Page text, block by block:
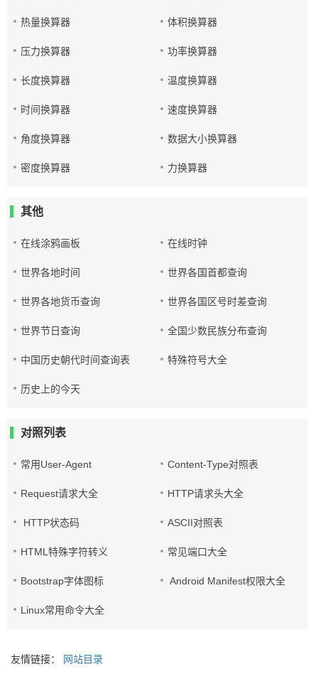
热量换算器 体积换算器
压力换算器 功率换算器
长度换算器 温度换算器
时间换算器 速度换算器
角度换算器 数据大小换算器
密度换算器 力换算器
其他
在线涂鸦画板 在线时钟
世界各地时间 世界各国首都查询
世界各地货币查询 世界各国区号时差查询
世界节日查询 全国少数民族分布查询
中国历史朝代时间查询表 特殊符号大全
历史上的今天
对照列表
常用User-Agent Content-Type对照表
Request请求大全 HTTP请求头大全
HTTP状态码 ASCII对照表
HTML特殊字符转义 常见端口大全
Bootstrap字体图标 Android Manifest权限大全
Linux常用命令大全
友情链接： 网站目录